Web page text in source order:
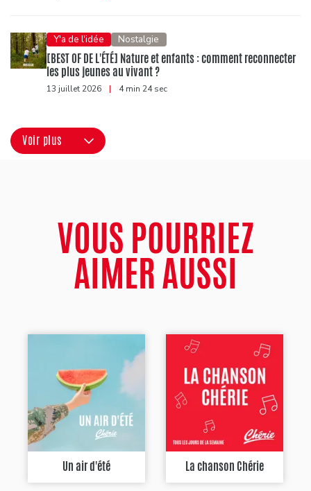
Y'a de l'idée Nostalgie
[BEST OF DE L'ÉTÉ] Nature et enfants : comment reconnecter
les plus jeunes au vivant ?
13 juillet 2026 | 4 min 24 sec
Voir plus
VOUS POURRIEZ
AIMER AUSSI
Un air d'été La chanson Chérie